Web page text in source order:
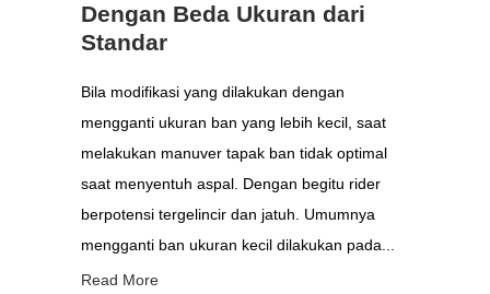
Dengan Beda Ukuran dari
Standar
Bila modifikasi yang dilakukan dengan
mengganti ukuran ban yang lebih kecil, saat
melakukan manuver tapak ban tidak optimal
saat menyentuh aspal. Dengan begitu rider
berpotensi tergelincir dan jatuh. Umumnya
mengganti ban ukuran kecil dilakukan pada...
Read More